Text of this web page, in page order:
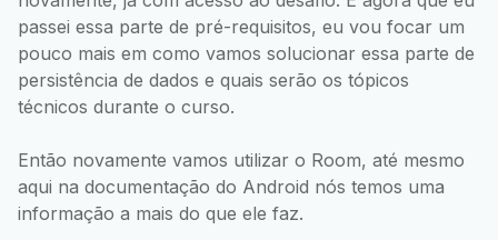
passei essa parte de pré-requisitos, eu vou focar um
pouco mais em como vamos solucionar essa parte de
persistência de dados e quais serão os tópicos
técnicos durante o curso.
Então novamente vamos utilizar o Room, até mesmo
aqui na documentação do Android nós temos uma
informação a mais do que ele faz.